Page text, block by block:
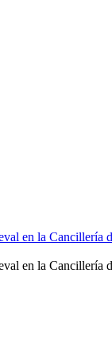
en la Cancillería
en la Cancillería